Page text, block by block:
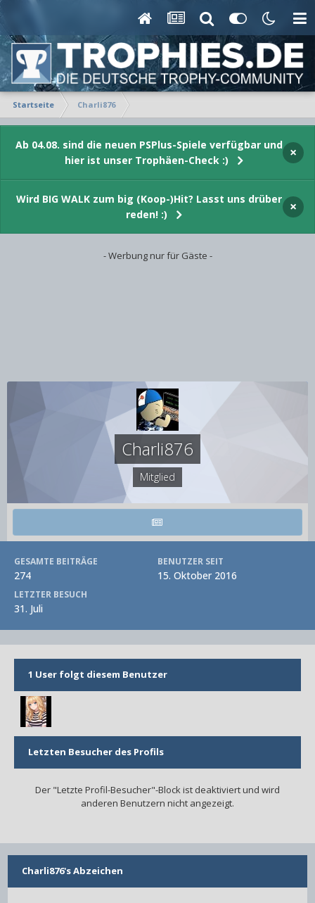
Startseite Charli876
Ab 04.08. sind die neuen PSPlus-Spiele verfügbar und
hier ist unser Trophäen-Check :)
×
Wird BIG WALK zum big (Koop-)Hit? Lasst uns drüber
reden! :)
×
- Werbung nur für Gäste -
Charli876
Mitglied
GESAMTE BEITRÄGE
274
BENUTZER SEIT
15. Oktober 2016
LETZTER BESUCH
31. Juli
1 User folgt diesem Benutzer
Letzten Besucher des Profils
Der "Letzte Profil-Besucher"-Block ist deaktiviert und wird
anderen Benutzern nicht angezeigt.
Charli876's Abzeichen